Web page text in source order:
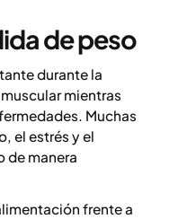
de peso
durante la
mientras
Muchas
el estrés y el
de manera
frente a